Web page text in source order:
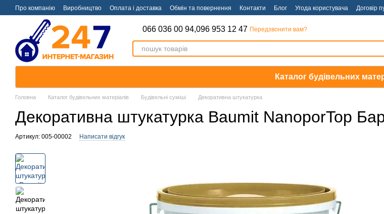
Перейти к основному контенту
Про компанію Виробництво Оплата і доставка Обмін та повернення Контакти Блог Угода користувача Договір
066 036 00 94,096 953 12 47 Передзвонити вам?
Каталог будівельних
Головна Каталог будівельних матеріалів Будівельні суміші Декоративна штукатурка
Декоративна штукатурка Baumit NanoporTop
Артикул: 005-00002 Написати відгук